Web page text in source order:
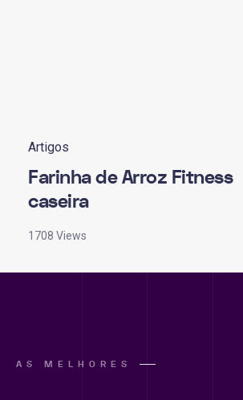
Artigos
Farinha de Arroz Fitness
caseira
1708 Views
AS MELHORES